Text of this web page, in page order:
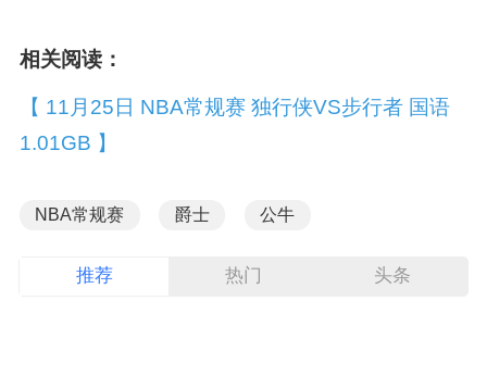
相关阅读：
【 11月25日 NBA常规赛 独行侠VS步行者 国语
1.01GB 】
NBA常规赛 爵士 公牛
推荐 热门 头条